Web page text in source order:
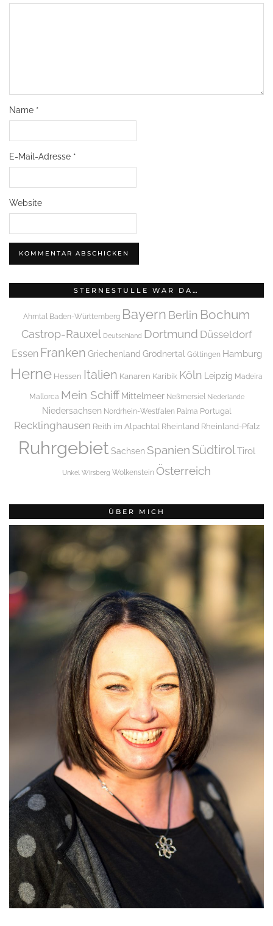
Name *
E-Mail-Adresse *
Website
STERNESTULLE WAR DA…
Ahrntal Baden-Württemberg Bayern Berlin Bochum
Castrop-Rauxel Deutschland Dortmund Düsseldorf
Essen Franken Griechenland Grödnertal Göttingen Hamburg
Herne Hessen Italien Kanaren Karibik Köln Leipzig Madeira
Mallorca Mein Schiff Mittelmeer Neßmersiel Niederlande
Niedersachsen Nordrhein-Westfalen Palma Portugal
Recklinghausen Reith im Alpachtal Rheinland Rheinland-Pfalz
Ruhrgebiet Sachsen Spanien SüdtirolTirol
Unkel Wirsberg Wolkenstein Österreich
ÜBER MICH